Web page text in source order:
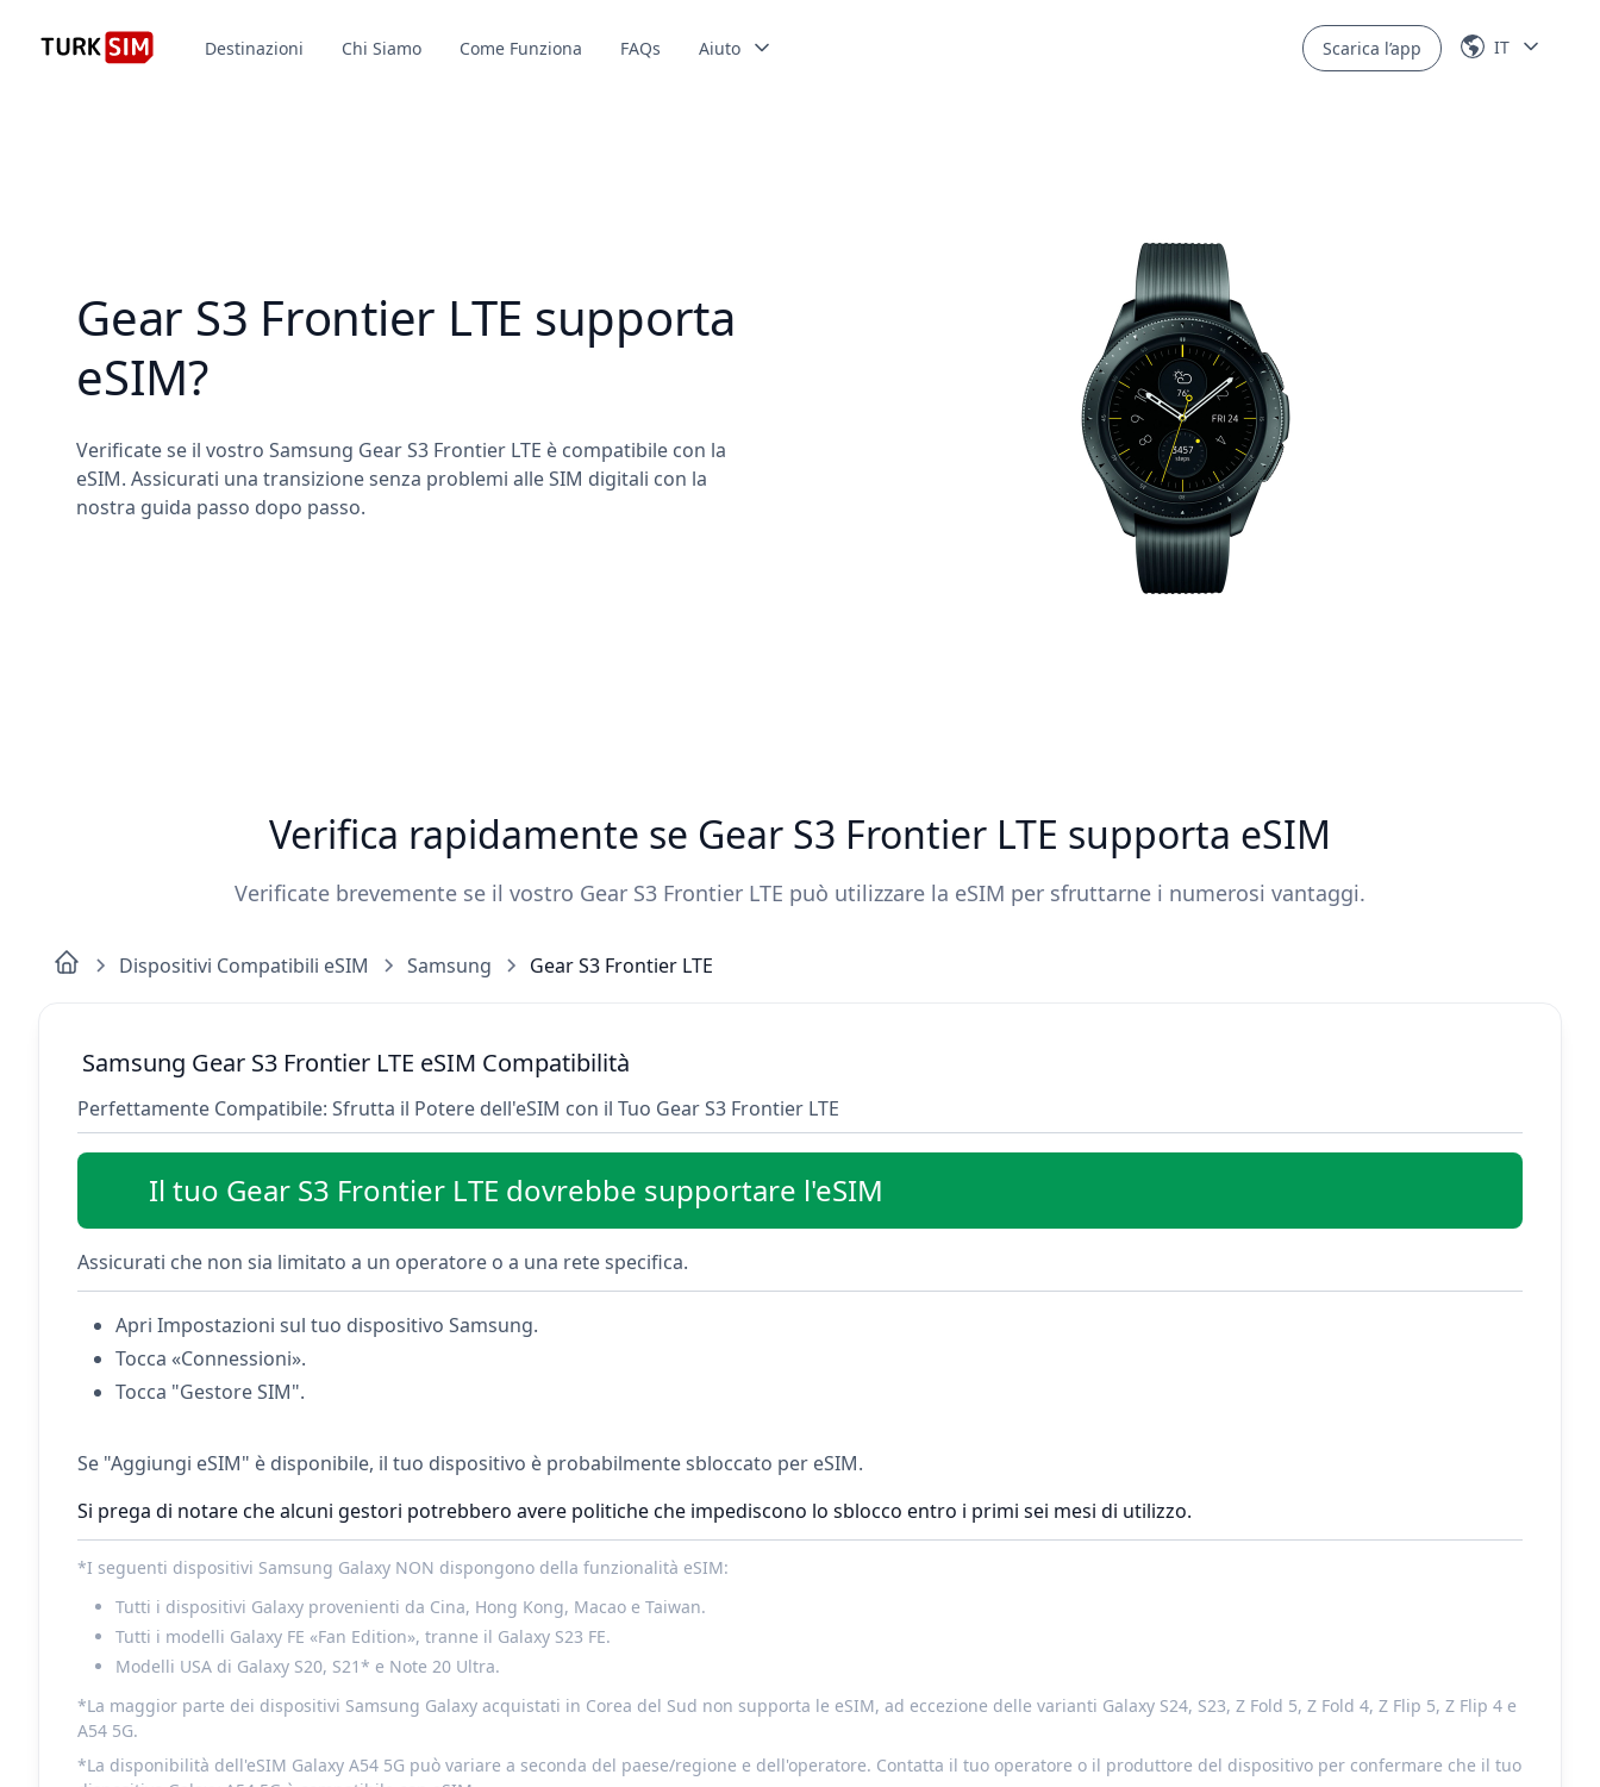
Destinazioni Chi Siamo Come Funziona FAQs Aiuto Scarica l’app IT
Gear S3 Frontier LTE supporta
eSIM?
Verificate se il vostro Samsung Gear S3 Frontier LTE è compatibile con la
eSIM. Assicurati una transizione senza problemi alle SIM digitali con la
nostra guida passo dopo passo.
Verifica rapidamente se Gear S3 Frontier LTE supporta eSIM
Verificate brevemente se il vostro Gear S3 Frontier LTE può utilizzare la eSIM per sfruttarne i numerosi vantaggi.
Dispositivi Compatibili eSIM Samsung Gear S3 Frontier LTE
Samsung Gear S3 Frontier LTE eSIM Compatibilità
Perfettamente Compatibile: Sfrutta il Potere dell'eSIM con il Tuo Gear S3 Frontier LTE
Il tuo Gear S3 Frontier LTE dovrebbe supportare l'eSIM
Assicurati che non sia limitato a un operatore o a una rete specifica.
Apri Impostazioni sul tuo dispositivo Samsung.
Tocca «Connessioni».
Tocca "Gestore SIM".
Se "Aggiungi eSIM" è disponibile, il tuo dispositivo è probabilmente sbloccato per eSIM.
Si prega di notare che alcuni gestori potrebbero avere politiche che impediscono lo sblocco entro i primi sei mesi di utilizzo.
*I seguenti dispositivi Samsung Galaxy NON dispongono della funzionalità eSIM:
Tutti i dispositivi Galaxy provenienti da Cina, Hong Kong, Macao e Taiwan.
Tutti i modelli Galaxy FE «Fan Edition», tranne il Galaxy S23 FE.
Modelli USA di Galaxy S20, S21* e Note 20 Ultra.
*La maggior parte dei dispositivi Samsung Galaxy acquistati in Corea del Sud non supporta le eSIM, ad eccezione delle varianti Galaxy S24, S23, Z Fold 5, Z Fold 4, Z Flip 5, Z Flip 4 e
A54 5G.
*La disponibilità dell'eSIM Galaxy A54 5G può variare a seconda del paese/regione e dell'operatore. Contatta il tuo operatore o il produttore del dispositivo per confermare che il tuo